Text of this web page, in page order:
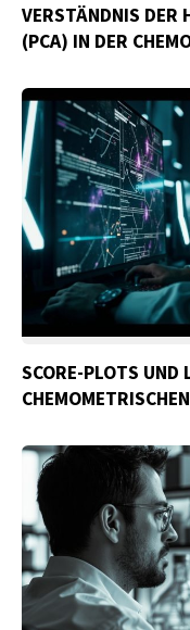
VERSTÄNDNIS DER
(PCA) IN DER
SCORE-PLOTS UND